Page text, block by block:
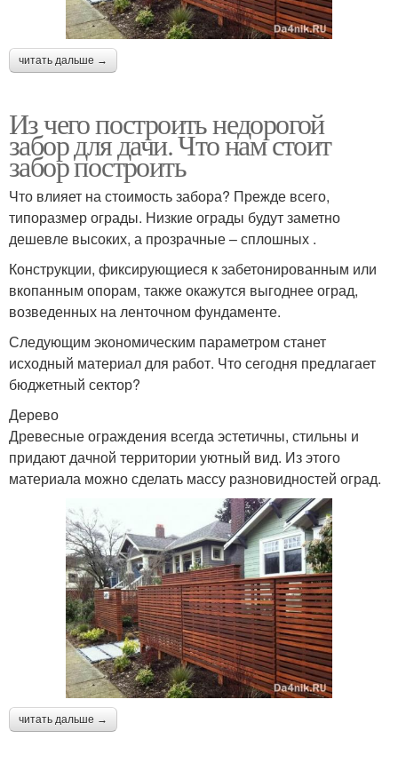
читать дальше →
Из чего построить недорогой
забор для дачи. Что нам стоит
забор построить
Что влияет на стоимость забора? Прежде всего,
типоразмер ограды. Низкие ограды будут заметно
дешевле высоких, а прозрачные – сплошных .
Конструкции, фиксирующиеся к забетонированным или
вкопанным опорам, также окажутся выгоднее оград,
возведенных на ленточном фундаменте.
Следующим экономическим параметром станет
исходный материал для работ. Что сегодня предлагает
бюджетный сектор?
Дерево
Древесные ограждения всегда эстетичны, стильны и
придают дачной территории уютный вид. Из этого
материала можно сделать массу разновидностей оград.
читать дальше →